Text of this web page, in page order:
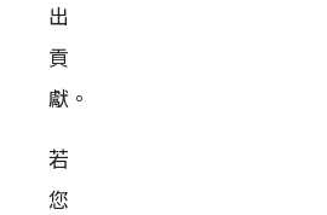
出
貢
獻。
若
您